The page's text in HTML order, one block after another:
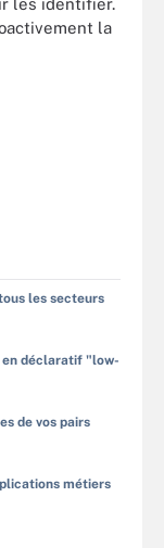
les identifier.
la
les secteurs
en déclaratif "low-
de vos pairs
métiers